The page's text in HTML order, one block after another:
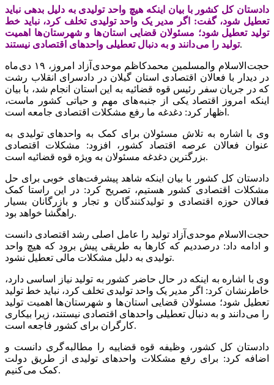
دادستان کل کشور با بیان اینکه هیچ واحد تولیدی به دلیل بدهی نباید
تعطیل شود، گفت: اگر مدیر یک واحد تولیدی تخلف کرد، نباید خط
تولید تعطیل شود؛ مسئولان قضایی استان ها و شهرستان ها اهمیت
تولید را می دانند و به دنبال تعطیلی واحدهای اقتصادی نیستند.
حجت الاسلام والمسلمین محمدکاظم موحدی آزاد امروز، ۱۹ دی ماه
در دیدار با فعالان اقتصادی استان گیلان در دادسرای انقلاب رشت
که در جریان سفر رئیس قوه قضائیه به این استان انجام شد، با بیان
اینکه امروز اقتصاد یکی از جنبه های مهم و حیاتی کشور ماست،
اظهار کرد: دغدغه ما رفع مشکلات اقتصادی جامعه است.
وی با اشاره به تلاش مسئولان برای کمک به واحدهای تولیدی به
عنوان فعالان عرصه اقتصاد کشور، افزود: مشکلات اقتصادی
بزرگترین دغدغه مسئولان به ویژه قوه قضائیه است.
دادستان کل کشور با بیان اینکه شاهد پیشرفت‌های خوبی برای حل
مشکلات اقتصادی کشور هستیم، تصریح کرد: در این راستا کمک
فعالان حوزه اقتصادی و تولیدکنندگان و تجار و بازرگانان بسیار
راهگشا خواهد بود.
حجت الاسلام موحدی آزاد تولید را عامل اصلی رشد اقتصادی دانست
و ادامه داد: درصددیم که کارها به طریقی پیش برود که هیچ واحد
تولیدی به دلیل مشکلات مالی تعطیل نشود.
وی با اشاره به اینکه در حال حاضر کشور به تولید نیاز اساسی دارد،
خاطرنشان کرد: اگر مدیر یک واحد تولیدی تخلف کرد، نباید خط تولید
تعطیل شود؛ مسئولان قضایی استان ها و شهرستان ها اهمیت تولید
را می دانند و به دنبال تعطیلی واحدهای اقتصادی نیستند، زیرا بیکاری
کارگران برای کشور فاجعه است.
دادستان کل کشور، وظیفه قوه قضاییه را مطالبه گری دانست و
اضافه کرد: برای رفع مشکلات واحدهای تولیدی از طریق دولت
کمک می کنیم.